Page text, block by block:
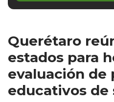
Querétaro
estados para
evaluación de
educativos de